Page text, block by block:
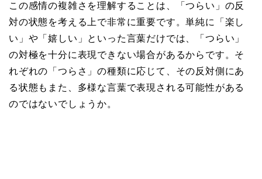
この感情の複雑さを理解することは、「つらい」の反
対の状態を考える上で非常に重要です。単純に「楽し
い」や「嬉しい」といった言葉だけでは、「つらい」
の対極を十分に表現できない場合があるからです。そ
れぞれの「つらさ」の種類に応じて、その反対側にあ
る状態もまた、多様な言葉で表現される可能性がある
のではないでしょうか。